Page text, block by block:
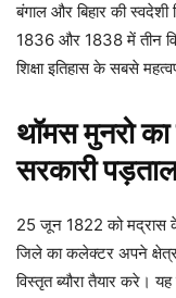
बंगाल और बिहार की
1836 और 1838 में तीन
शिक्षा इतिहास के सबसे
थॉमस मुनरो
सरकारी
25 जून 1822 को मद्रास
जिले का कलेक्टर अपने क्षेत्र
विस्तृत ब्यौरा तैयार करे।